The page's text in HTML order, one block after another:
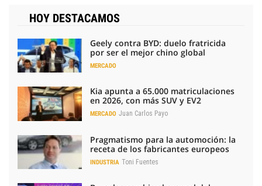
HOY DESTACAMOS
Geely contra BYD: duelo fratricida
por ser el mejor chino global
MERCADO
Kia apunta a 65.000 matriculaciones
en 2026, con más SUV y EV2
MERCADO Juan Carlos Payo
Pragmatismo para la automoción: la
receta de los fabricantes europeos
INDUSTRIA Toni Fuentes